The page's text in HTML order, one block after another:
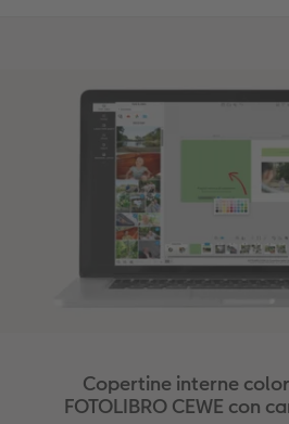
Copertine interne
FOTOLIBRO CEWE con